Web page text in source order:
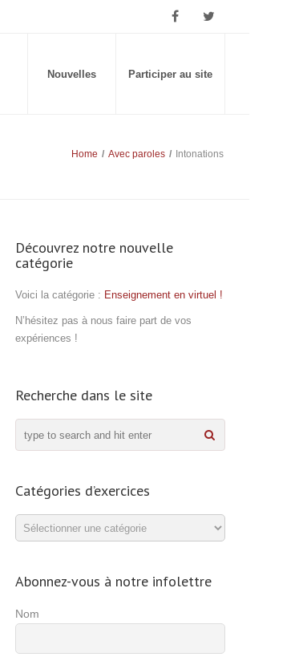
Nouvelles Participer au site
Home / Avec paroles / Intonations
Découvrez notre nouvelle
catégorie
Voici la catégorie : Enseignement en virtuel !
N’hésitez pas à nous faire part de vos
expériences !
Recherche dans le site
Catégories d’exercices
Catégories
d’exercices
Abonnez-vous à notre infolettre
Nom